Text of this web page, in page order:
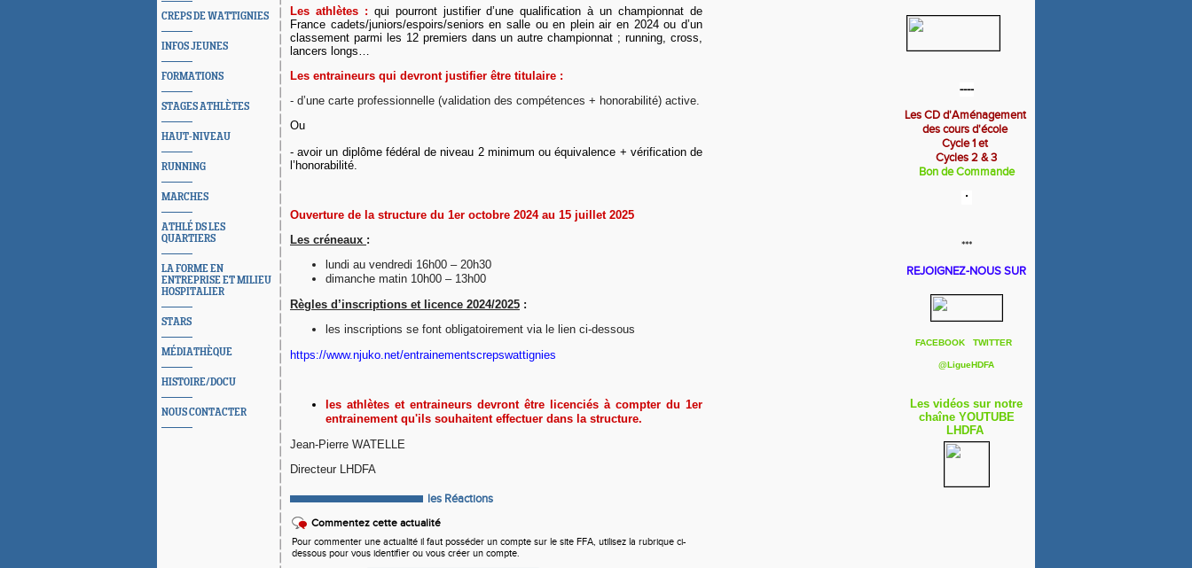
CREPS DE WATTIGNIES
INFOS JEUNES
FORMATIONS
STAGES ATHLÈTES
HAUT-NIVEAU
RUNNING
MARCHES
ATHLÉ DS LES
QUARTIERS
LA FORME EN
ENTREPRISE ET MILIEU
HOSPITALIER
STARS
MÉDIATHÈQUE
HISTOIRE/DOCU
NOUS CONTACTER
Les athlètes : qui pourront justifier d’une qualification à un championnat de
France cadets/juniors/espoirs/seniors en salle ou en plein air en 2024 ou d’un
classement parmi les 12 premiers dans un autre championnat ; running, cross,
lancers longs…
Les entraineurs qui devront justifier être titulaire :
- d’une carte professionnelle (validation des compétences + honorabilité) active.
Ou
- avoir un diplôme fédéral de niveau 2 minimum ou équivalence + vérification de
l’honorabilité.
Ouverture de la structure du 1er octobre 2024 au 15 juillet 2025
Les créneaux :
lundi au vendredi 16h00 – 20h30
dimanche matin 10h00 – 13h00
Règles d’inscriptions et licence 2024/2025 :
les inscriptions se font obligatoirement via le lien ci-dessous
https://www.njuko.net/entrainementscrepswattignies
les athlètes et entraineurs devront être licenciés à compter du 1er
entrainement qu'ils souhaitent effectuer dans la structure.
Jean-Pierre WATELLE
Directeur LHDFA
les Réactions
Commentez cette actualité
Pour commenter une actualité il faut posséder un compte sur le site FFA, utilisez la rubrique ci-
dessous pour vous identifier ou vous créer un compte.
----
Les CD d'Aménagement
des cours d'école
Cycle 1 et
Cycles 2 & 3
Bon de Commande
***
REJOIGNEZ-NOUS SUR
FACEBOOK TWITTER
@LigueHDFA
Les vidéos sur notre
chaîne YOUTUBE
LHDFA